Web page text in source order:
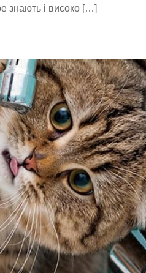
знають і високо […]